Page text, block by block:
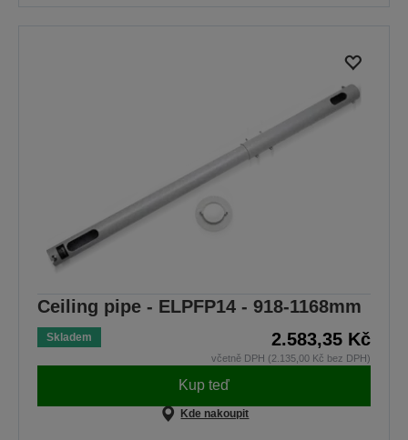
Ceiling pipe - ELPFP14 - 918-1168mm
Skladem 2.583,35 Kč
včetně DPH (2.135,00 Kč bez DPH)
Kup teď
Kde nakoupit